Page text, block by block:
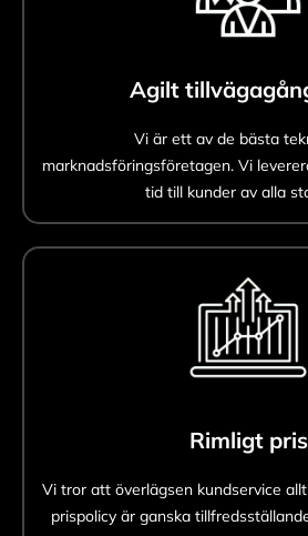
Agilt
Vi är ett av de bästa
marknadsföringsföretagen. Vi
tid till kunder av alla
Rimligt pris
Vi tror att överlägsen kundservice
prispolicy är ganska